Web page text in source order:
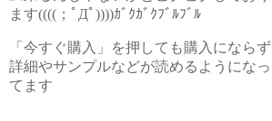
ます((((；ﾟДﾟ))))ｶﾞｸｶﾞｸﾌﾞﾙﾌﾞﾙ
「今すぐ購入」を押しても購入にならず
詳細やサンプルなどが読めるようになっ
てます